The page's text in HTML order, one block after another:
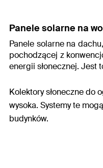
Panele solarne na
Panele solarne na dachu,
pochodzącej z
energii słonecznej. Jest
Kolektory słoneczne do
wysoka. Systemy te
budynków.